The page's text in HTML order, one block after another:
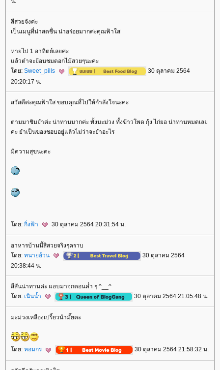
สีสวยจังค่ะ
เป็นเมนูที่น่าสดชื่น น่าอร่อยมากค่ะคุณฟ้าใส
หายไป 1 อาทิตย์เลยค่ะ
ล้วต๋าจะย้อนชมดอกไม้สวยๆนะคะ
ดย: Sweet_pills
30 ตุลาคม 2564
20:20:17 น.
สวัสดีค่ะคุณฟ้าใส ขอบคุณที่ไปให้กำลังใจนะคะ
ตามมาชิมยำค่ะ น่าทานมากค่ะ ทั้งมะม่วง ทั้งข้าวโพด กุ้ง ไก่ยอ น่าทานหมดเล
ค่ะ ยำเป็นของชอบอยู่แล้วไม่ว่าจะยำอะไร
มีความสุขนะคะ
ดย: กิ่งฟ้า 30 ตุลาคม 2564 20:31:54 น.
อาหารบ้านนี้สีสวยจริงๆคราบ
ดย: ทนายอ้วน
30 ตุลาคม 2564
20:38:44 น.
สีสันน่าทานค่ะ แอบมาจกตอนค่ำ ๆ ^__^
ดย: เนินน้ำ 30 ตุลาคม 2564 21:05:48 น.
มะม่วงเหลืองเปรี้ยวนำมั๊ยคะ
ดย: หอมกร 30 ตุลาคม 2564 21:58:32 น.